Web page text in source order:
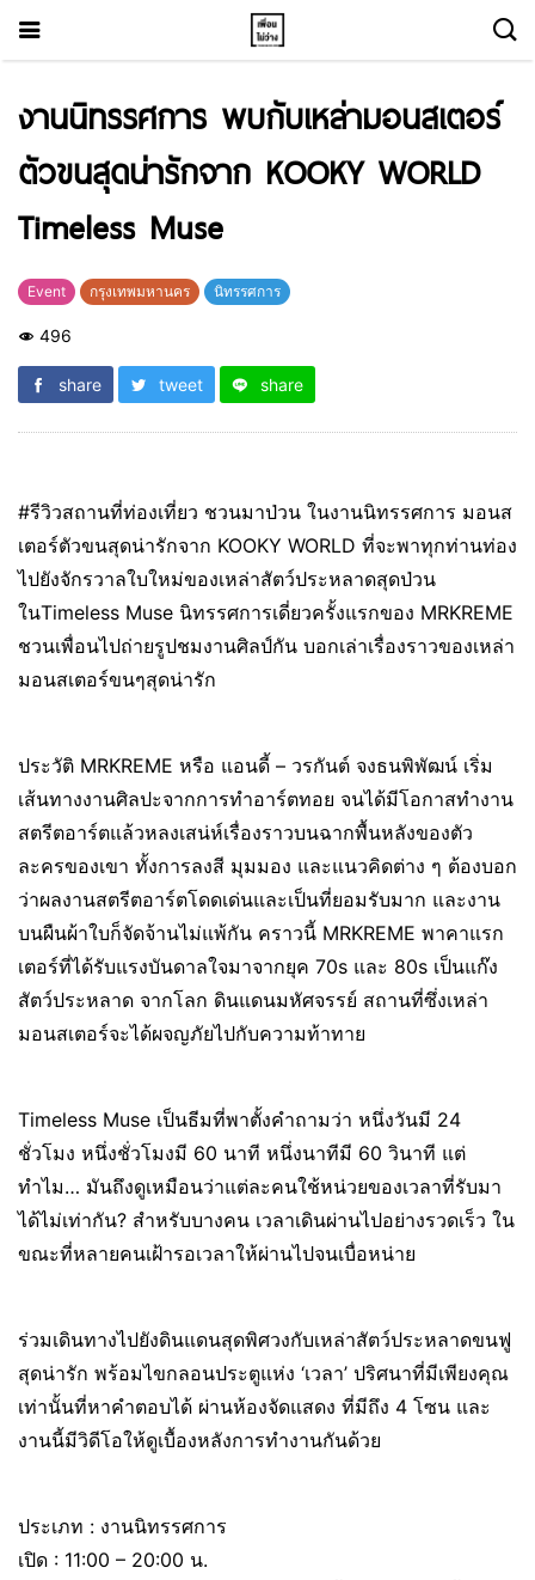
งานนิทรรศการ พบกับเหล่ามอนสเตอร์
ตัวขนสุดน่ารักจาก KOOKY WORLD
Timeless Muse
Event กรุงเทพมหานคร นิทรรศการ
496
share tweet share
#รีวิวสถานที่ท่องเที่ยว ชวนมาป่วน ในงานนิทรรศการ มอนส
เตอร์ตัวขนสุดน่ารักจาก KOOKY WORLD ที่จะพาทุกท่านท่อง
ไปยังจักรวาลใบใหม่ของเหล่าสัตว์ประหลาดสุดป่วน
ในTimeless Muse นิทรรศการเดี่ยวครั้งแรกของ MRKREME
ชวนเพื่อนไปถ่ายรูปชมงานศิลป์กัน บอกเล่าเรื่องราวของเหล่า
มอนสเตอร์ขนๆสุดน่ารัก
ประวัติ MRKREME หรือ แอนดี้ – วรกันต์ จงธนพิพัฒน์ เริ่ม
เส้นทางงานศิลปะจากการทำอาร์ตทอย จนได้มีโอกาสทำงาน
สตรีตอาร์ตแล้วหลงเสน่ห์เรื่องราวบนฉากพื้นหลังของตัว
ละครของเขา ทั้งการลงสี มุมมอง และแนวคิดต่าง ๆ ต้องบอก
ว่าผลงานสตรีตอาร์ตโดดเด่นและเป็นที่ยอมรับมาก และงาน
บนผืนผ้าใบก็จัดจ้านไม่แพ้กัน คราวนี้ MRKREME พาคาแรก
เตอร์ที่ได้รับแรงบันดาลใจมาจากยุค 70s และ 80s เป็นแก๊ง
สัตว์ประหลาด จากโลก ดินแดนมหัศจรรย์ สถานที่ซึ่งเหล่า
มอนสเตอร์จะได้ผจญภัยไปกับความท้าทาย
Timeless Muse เป็นธีมที่พาตั้งคำถามว่า หนึ่งวันมี 24
ชั่วโมง หนึ่งชั่วโมงมี 60 นาที หนึ่งนาทีมี 60 วินาที แต่
ทำไม… มันถึงดูเหมือนว่าแต่ละคนใช้หน่วยของเวลาที่รับมา
ได้ไม่เท่ากัน? สำหรับบางคน เวลาเดินผ่านไปอย่างรวดเร็ว ใน
ขณะที่หลายคนเฝ้ารอเวลาให้ผ่านไปจนเบื่อหน่าย
ร่วมเดินทางไปยังดินแดนสุดพิศวงกับเหล่าสัตว์ประหลาดขนฟู
สุดน่ารัก พร้อมไขกลอนประตูแห่ง ‘เวลา’ ปริศนาที่มีเพียงคุณ
เท่านั้นที่หาคำตอบได้ ผ่านห้องจัดแสดง ที่มีถึง 4 โซน และ
งานนี้มีวิดีโอให้ดูเบื้องหลังการทำงานกันด้วย
ประเภท : งานนิทรรศการ
เปิด : 11:00 – 20:00 น.